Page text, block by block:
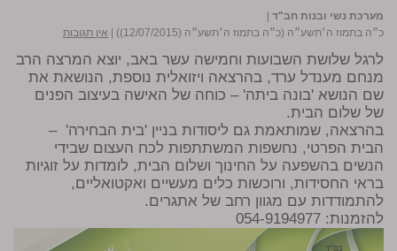
מערכת נשי ובנות חב"ד
כ״ה בתמוז ה׳תשע״ה (כ״ה בתמוז ה׳תשע״ה (12/07/2015))
אין תגובות
לרגל שלושת השבועות וחמישה עשר באב, יוצא המרצה הרב
מנחם מענדל ערד, בהרצאה ויזואלית נוספת, הנושאת את
שם הנושא 'בונה ביתה' – כוחה של האישה בעיצוב הפנים
של שלום הבית.
בהרצאה, שמותאמת גם ליסודות בניין 'בית הבחירה' –
הבית הפרטי, נחשפות המשתתפות לכח העצום שבידי
הנשים בהשפעה על החינוך ושלום הבית, לומדות על זוגיות
בראי החסידות, ורוכשות כלים מעשיים ואקטואליים,
להתמודדות עם מגוון רחב של אתגרים.
להזמנות: 054-9194977